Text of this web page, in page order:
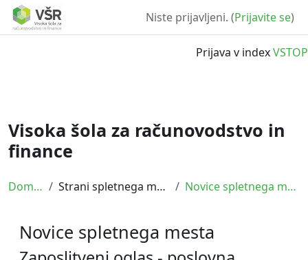
Preskoči na glavno vsebino
Prijava v indexVSTOP
Niste prijavljeni. (Prijavite se)
Visoka šola za računovodstvo in
finance
Domov Strani spletnega mesta Novice spletnega mesta
Novice spletnega mesta